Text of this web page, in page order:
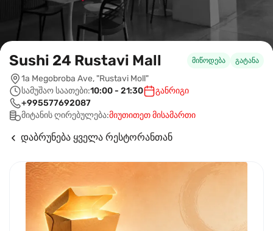
Sushi 24 Rustavi Mall მიწოდება გატანა
1a Megobroba Ave, "Rustavi Moll"
სამუშაო საათები:10:00 - 21:30
განრიგი
+995577692087
მიტანის ღირებულება:მიუთითეთ მისამართი
დაბრუნება ყველა რესტორანთან